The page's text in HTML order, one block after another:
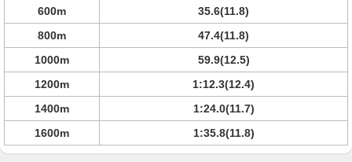
600m
35.6(11.8)
800m
47.4(11.8)
1000m
59.9(12.5)
1200m
1:12.3(12.4)
1400m
1:24.0(11.7)
1600m
1:35.8(11.8)